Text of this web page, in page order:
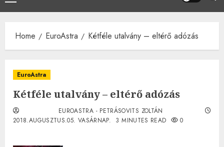
Menu
Home EuroAstra Kétféle utalvány – eltérő adózás
EuroAstra
Kétféle utalvány – eltérő adózás
EUROASTRA - PETRÁSOVITS ZOLTÁN
2018.AUGUSZTUS.05. VASÁRNAP.
3 MINUTES READ 0